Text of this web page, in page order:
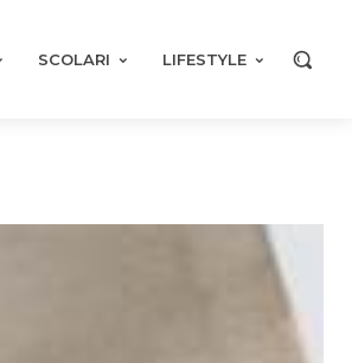
SCOLARI LIFESTYLE